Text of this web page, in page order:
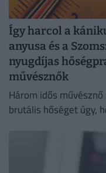
Így harcol a
anyusa és a
nyugdíjas
művésznők
Három idős
brutális hőséget úgy,